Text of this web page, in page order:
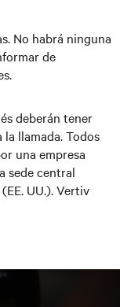
No habrá ninguna
de
deberán tener
llamada. Todos
una empresa
sede central
UU.). Vertiv